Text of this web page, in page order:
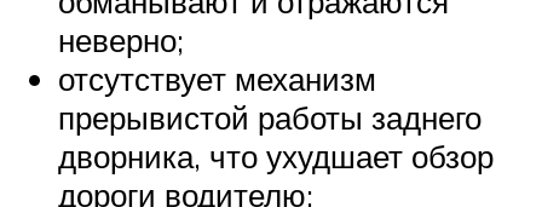
неверно;
отсутствует механизм
прерывистой работы заднего
дворника, что ухудшает обзор
дороги водителю;